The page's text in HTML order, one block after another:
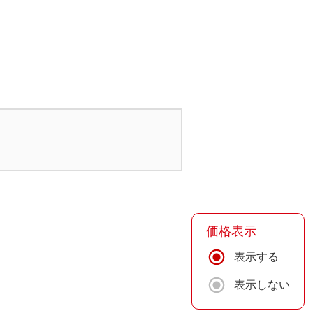
価格表示
表示する
表示しない